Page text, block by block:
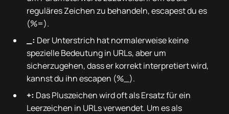
reguläres Zeichen zu behandeln, escapest du es
(%=).
_: Der Unterstrich hat normalerweise keine
spezielle Bedeutung in URLs, aber um
sicherzugehen, dass er korrekt interpretiert wird,
kannst du ihn escapen (%_).
+: Das Pluszeichen wird oft als Ersatz für ein
Leerzeichen in URLs verwendet. Um es als